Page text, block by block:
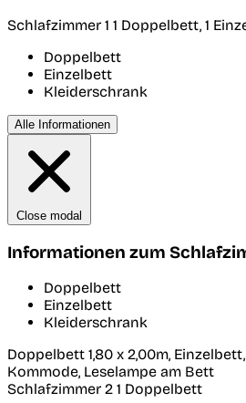
Schlafzimmer 1 1 Doppelbett, 1
Doppelbett
Einzelbett
Kleiderschrank
Alle Informationen
Close modal
Informationen zum
Doppelbett
Einzelbett
Kleiderschrank
Doppelbett 1,80 x 2,00m,
Kommode, Leselampe am Bett
Schlafzimmer 2 1 Doppelbett